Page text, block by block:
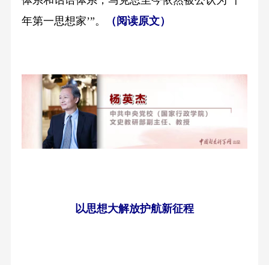
年第一思想家’”。
（阅读原文）
以思想大解放护航新征程